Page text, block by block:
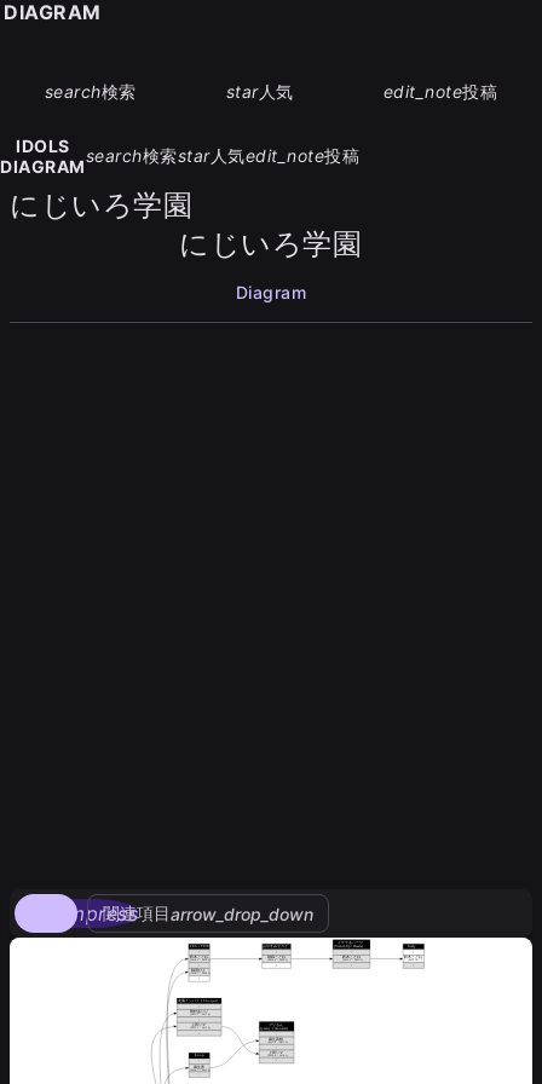
search検索 star人気 edit_note投稿
IDOLS
DIAGRAM
search検索star人気edit_note投稿
にじいろ学園
にじいろ学園
Diagram
compress
関連項目arrow_drop_down